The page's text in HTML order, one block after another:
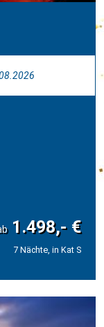
1.498,- €
7 Nächte, in Kat S